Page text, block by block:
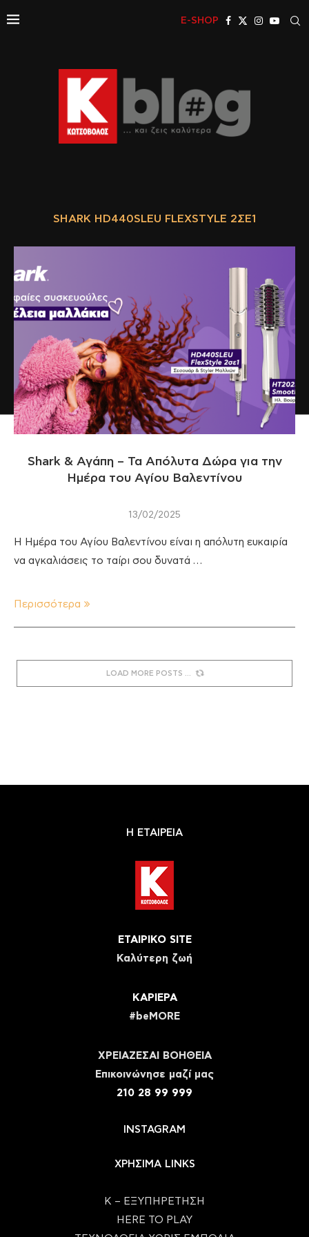
E-SHOP
SHARK HD440SLEU FLEXSTYLE 2ΣΕ1
Shark & Αγάπη – Τα Απόλυτα Δώρα για την
Ημέρα του Αγίου Βαλεντίνου
13/02/2025
Η Ημέρα του Αγίου Βαλεντίνου είναι η απόλυτη ευκαιρία
να αγκαλιάσεις το ταίρι σου δυνατά …
Περισσότερα
LOAD MORE POSTS
Η ΕΤΑΙΡΕΙΑ
ΕΤΑΙΡΙΚΟ SITE
Καλύτερη ζωή
ΚΑΡΙΕΡΑ
#beMORE
ΧΡΕΙΑΖΕΣΑΙ ΒΟΗΘΕΙΑ
Eπικοινώνησε μαζί μας
210 28 99 999
INSTAGRAM
ΧΡΗΣΙΜΑ LINKS
Κ – ΕΞΥΠΗΡΕΤΗΣΗ
HERE TO PLAY